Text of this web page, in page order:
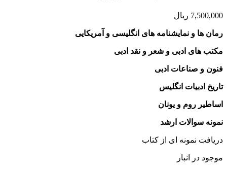
7,500,000 ریال
رمان ها و نمایشنامه های انگلیسی و آمریکایی
مکتب های ادبی و شعر و نقد ادبی
فنون و صناعات ادبی
تاریخ ادبیات انگلیس
اساطیر روم و یونان
نمونه سوالات ارشد
دریافت نمونه ای از کتاب
موجود در انبار